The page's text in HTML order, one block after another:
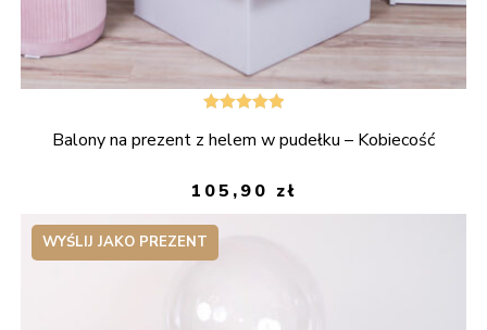
5.00na 5
Balony na prezent z helem w pudełku – Kobiecość
105,90 zł
WYŚLIJ JAKO PREZENT